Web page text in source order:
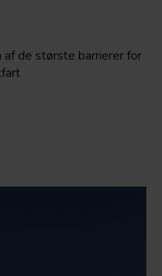
af de største barrierer for